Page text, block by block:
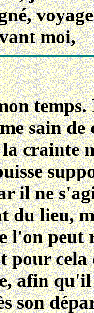
moi,
sain
la crainte
il ne
du lieu,
l'on peut
pour
afin
son